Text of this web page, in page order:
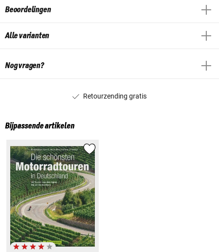
Beoordelingen
Alle varianten
Nog vragen?
Retourzending gratis
Bijpassende artikelen